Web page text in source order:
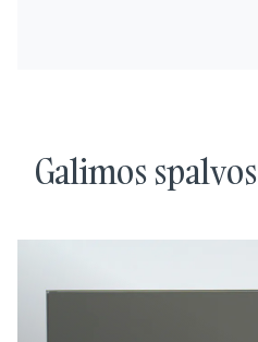
Galimos spalvos